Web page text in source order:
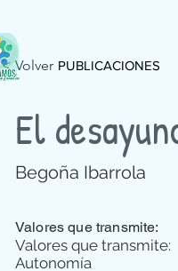
PUBLICACIONES
< Volver
El
Begoña Ibarrola
Valores que transmite:
Valores que transmite:
Autonomía